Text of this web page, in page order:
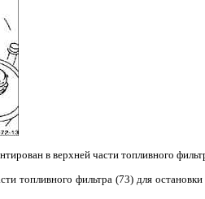
в верхней части топливного
топливного фильтра (73) для